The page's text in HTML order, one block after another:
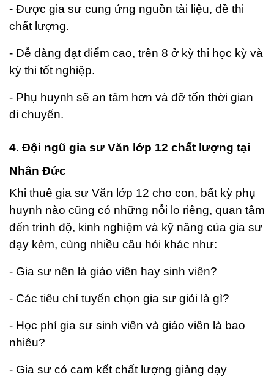
- Được gia sư cung ứng nguồn tài liệu, đề thi
chất lượng.
- Dễ dàng đạt điểm cao, trên 8 ở kỳ thi học kỳ và
kỳ thi tốt nghiệp.
- Phụ huynh sẽ an tâm hơn và đỡ tốn thời gian
di chuyển.
4. Đội ngũ gia sư Văn lớp 12 chất lượng tại
Nhân Đức
Khi thuê gia sư Văn lớp 12 cho con, bất kỳ phụ
huynh nào cũng có những nỗi lo riêng, quan tâm
đến trình độ, kinh nghiệm và kỹ năng của gia sư
dạy kèm, cùng nhiều câu hỏi khác như:
- Gia sư nên là giáo viên hay sinh viên?
- Các tiêu chí tuyển chọn gia sư giỏi là gì?
- Học phí gia sư sinh viên và giáo viên là bao
nhiêu?
- Gia sư có cam kết chất lượng giảng dạy